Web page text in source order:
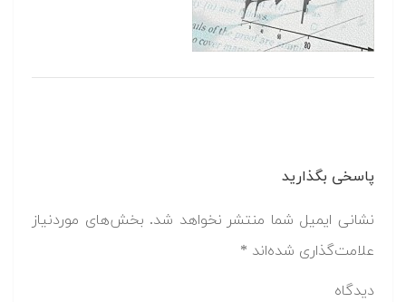
پاسخی بگذارید
نشانی ایمیل شما منتشر نخواهد شد. بخش‌های موردنیاز
علامت‌گذاری شده‌اند *
دیدگاه